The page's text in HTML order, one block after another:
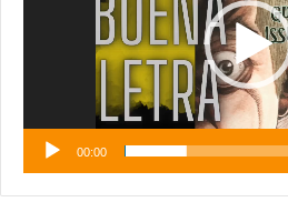
00:00